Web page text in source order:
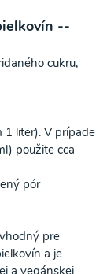
--
cukru,
1 liter). V prípade
použite cca
pór
pre
a je
a vegánskej